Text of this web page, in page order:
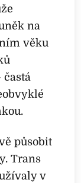
na
věku
působit
Trans
v